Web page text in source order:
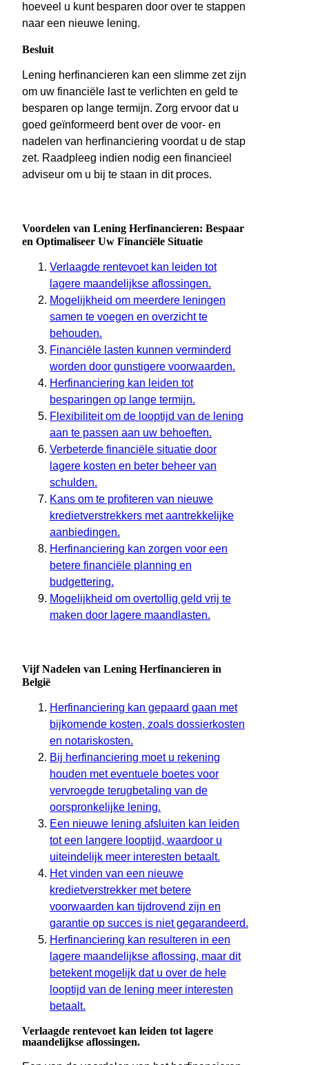
hoeveel u kunt besparen door over te stappen
naar een nieuwe lening.
Besluit
Lening herfinancieren kan een slimme zet zijn
om uw financiële last te verlichten en geld te
besparen op lange termijn. Zorg ervoor dat u
goed geïnformeerd bent over de voor- en
nadelen van herfinanciering voordat u de stap
zet. Raadpleeg indien nodig een financieel
adviseur om u bij te staan in dit proces.
Voordelen van Lening Herfinancieren: Bespaar
en Optimaliseer Uw Financiële Situatie
Verlaagde rentevoet kan leiden tot
lagere maandelijkse aflossingen.
Mogelijkheid om meerdere leningen
samen te voegen en overzicht te
behouden.
Financiële lasten kunnen verminderd
worden door gunstigere voorwaarden.
Herfinanciering kan leiden tot
besparingen op lange termijn.
Flexibiliteit om de looptijd van de lening
aan te passen aan uw behoeften.
Verbeterde financiële situatie door
lagere kosten en beter beheer van
schulden.
Kans om te profiteren van nieuwe
kredietverstrekkers met aantrekkelijke
aanbiedingen.
Herfinanciering kan zorgen voor een
betere financiële planning en
budgettering.
Mogelijkheid om overtollig geld vrij te
maken door lagere maandlasten.
Vijf Nadelen van Lening Herfinancieren in
België
Herfinanciering kan gepaard gaan met
bijkomende kosten, zoals dossierkosten
en notariskosten.
Bij herfinanciering moet u rekening
houden met eventuele boetes voor
vervroegde terugbetaling van de
oorspronkelijke lening.
Een nieuwe lening afsluiten kan leiden
tot een langere looptijd, waardoor u
uiteindelijk meer interesten betaalt.
Het vinden van een nieuwe
kredietverstrekker met betere
voorwaarden kan tijdrovend zijn en
garantie op succes is niet gegarandeerd.
Herfinanciering kan resulteren in een
lagere maandelijkse aflossing, maar dit
betekent mogelijk dat u over de hele
looptijd van de lening meer interesten
betaalt.
Verlaagde rentevoet kan leiden tot lagere
maandelijkse aflossingen.